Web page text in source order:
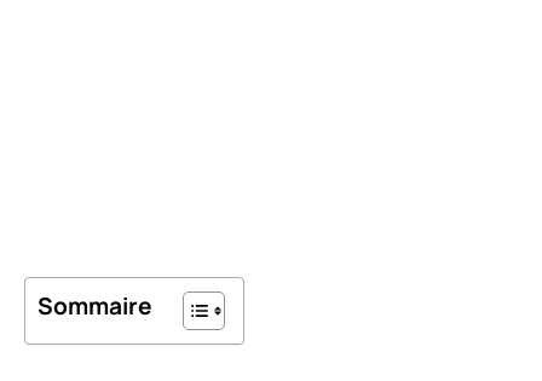
Sommaire